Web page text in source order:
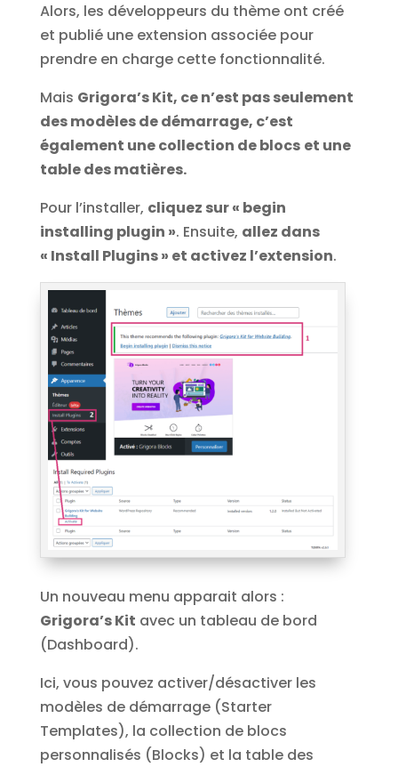
Alors, les développeurs du thème ont créé
et publié une extension associée pour
prendre en charge cette fonctionnalité.
Mais Grigora’s Kit, ce n’est pas seulement
des modèles de démarrage, c’est
également une collection de blocs et une
table des matières.
Pour l’installer, cliquez sur « begin
installing plugin ». Ensuite, allez dans
« Install Plugins » et activez l’extension.
Un nouveau menu apparait alors :
Grigora’s Kit avec un tableau de bord
(Dashboard).
Ici, vous pouvez activer/désactiver les
modèles de démarrage (Starter
Templates), la collection de blocs
personnalisés (Blocks) et la table des